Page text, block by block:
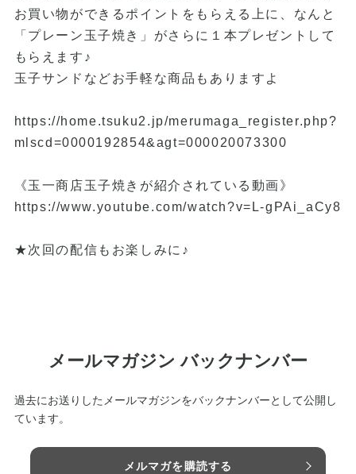
お買い物ができるポイントをもらえる上に、なんと
「プレーン玉子焼き」がさらに１本プレゼントして
もらえます♪
玉子サンドなどお手軽な商品もありますよ
https://home.tsuku2.jp/merumaga_register.php?
mlscd=0000192854&agt=000020073300
《玉一商店玉子焼きが紹介されている動画》
https://www.youtube.com/watch?v=L-gPAi_aCy8
★次回の配信もお楽しみに♪
メールマガジン バックナンバー
過去にお送りしたメールマガジンをバックナンバーとして公開し
ています。
メルマガを購読する